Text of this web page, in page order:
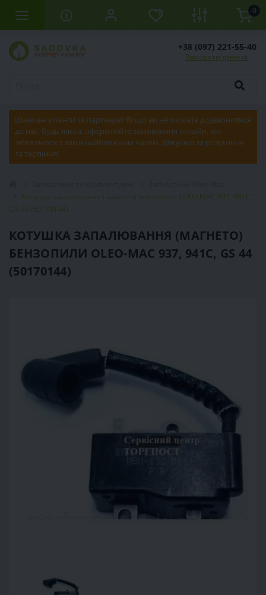
0
+38 (097) 221-55-40
Замовити дзвінок
Шановні клієнти та партнери! Якщо ви не можете додзвонитися
до нас, будь ласка, оформляйте замовлення онлайн, ми
зв'яжемося з вами найближчим часом. Дякуємо за розуміння
та терпіння!
Котушка запалювання (магнето) бензопили OLEO-MAC 937, 941C,
GS 44 (50170144)
КОТУШКА ЗАПАЛЮВАННЯ (МАГНЕТО)
БЕНЗОПИЛИ OLEO-MAC 937, 941C, GS 44
(50170144)